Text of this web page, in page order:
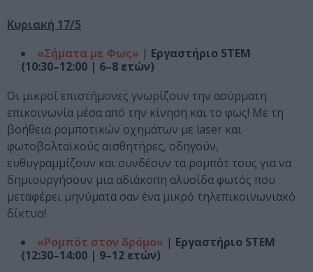
Κυριακή 17/5
«Σήματα με Φως» | Εργαστήριο STEM
(10:30–12:00 | 6–8 ετών)
Οι μικροί επιστήμονες γνωρίζουν την ασύρματη
επικοινωνία μέσα από την κίνηση και το φως! Με τη
βοήθεια ρομποτικών οχημάτων με laser και
φωτοβολταϊκούς αισθητήρες, οδηγούν,
ευθυγραμμίζουν και συνδέουν τα ρομπότ τους για να
δημιουργήσουν μια αδιάκοπη αλυσίδα φωτός που
μεταφέρει μηνύματα σαν ένα μικρό τηλεπικοινωνιακό
δίκτυο!
«Ρομπότ στον δρόμο» | Εργαστήριο STEM
(12:30–14:00 | 9–12 ετών)